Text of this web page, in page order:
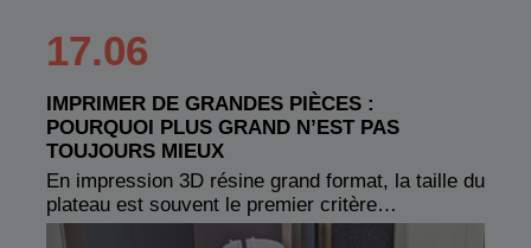
17.06
IMPRIMER DE GRANDES PIÈCES :
POURQUOI PLUS GRAND N’EST PAS
TOUJOURS MIEUX
En impression 3D résine grand format, la taille du
plateau est souvent le premier critère…